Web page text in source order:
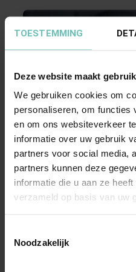
TOESTEMMING
Deze website maakt
We gebruiken cookies om
personaliseren, om functies
en om ons websiteverkeer
informatie over uw gebruik
partners voor social media,
partners kunnen deze
informatie die u aan ze
verzameld op basis van uw
Noodzakelijk
Uitspraak Hoge Raad:
(ECLI:NL:HR:2026:507,
24/04391)
Appelprocesrecht;
aanneming van werk;